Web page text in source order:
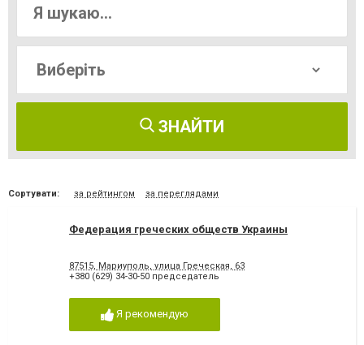
ЗНАЙТИ
Сортувати: за рейтингом за переглядами
Федерация греческих обществ Украины
87515, Мариуполь, улица Греческая, 63
+380 (629) 34-30-50 председатель
Я рекомендую